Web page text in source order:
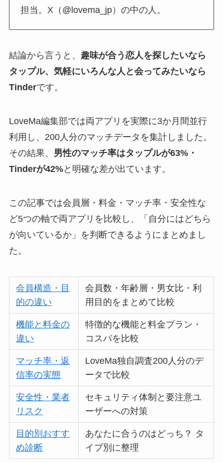
担当。X（@lovema_jp）の中の人。
結論から言うと、 趣味が合う恋人を探したいなら
タップル、気軽にいろんな人と会ってみたいなら
Tinderです。
LoveMa編集部では両アプリを実際に3か月間並行
利用し、200人分のマッチデータを集計しました。
その結果、 男性のマッチ率はタップルが63%・
Tinderが42%と明確な差が出ています。
この記事では会員層・料金・マッチ率・安全性な
ど5つの軸で両アプリを比較し、「自分にはどちら
が向いているか」を判断できるようにまとめまし
た。
会員構造・目
的の違い
会員数・年齢層・男女比・利
用目的をまとめて比較
機能と料金の
違い
特徴的な機能と料金プラン・
コスパを比較
マッチ率・返
信率の実態
LoveMa独自調査200人分のデ
ータで比較
安全性・業者
リスク
セキュリティ体制と要注意ユ
ーザーへの対策
目的別おすす
め診断
あなたに合うのはどっち？ タ
イプ別に整理